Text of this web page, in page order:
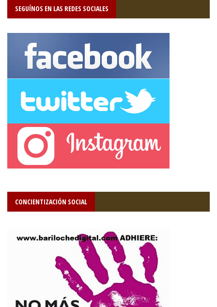
SEGUÍNOS EN LAS REDES SOCIALES
CONCIENTIZACIÓN SOCIAL